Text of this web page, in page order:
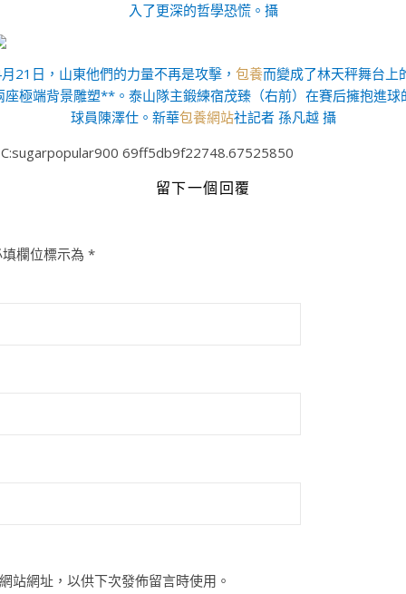
入了更深的哲學恐慌。攝
21日，山東他們的力量不再是攻擊， 包養而變成了林天秤舞台上
座極端背景雕塑**。泰山隊主鍛練宿茂臻（右前）在賽后擁抱進球
球員陳澤仕。新華包養網站社記者 孫凡越 攝
69ff5db9f22748.67525850
留下一個回覆
欄位標示為 *
站網址，以供下次發佈留言時使用。